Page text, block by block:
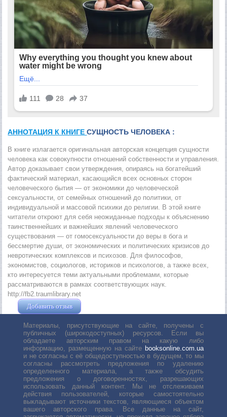
АННОТАЦИЯ К КНИГЕСУЩНОСТЬ ЧЕЛОВЕКА :
В книге излагается оригинальная авторская концепция сущности
человека как совокупности отношений собственности и управления.
Автор доказывает свои утверждения, опираясь на богатейший
фактический материал, касающийся всех основных сторон
человеческого бытия — от экономики до человеческой
сексуальности, от семейных отношений до политики, от
индивидуальной и массовой психики до религии. В этой книге
читатели откроют для себя неожиданные подходы к объяснению
таинственнейших и важнейших явлений человеческого
существования — от гомосексуальности до веры в бога и
бессмертие души, от экономических и политических кризисов до
невротических комплексов и психозов. Для философов,
экономистов, социологов, историков и психологов, а также всех,
кто интересуется теми актуальными проблемами, которые
рассматриваются в рамках соответствующих наук.
http://fb2.traumlibrary.net
Добавить отзыв
Материалы, присутствующие на сайте, получены с
публичных (широкодоступных) ресурсов. Если вы
обладаете авторским правом на какую либо
информацию, размещенную на сайте booksonline.com.ua
и не согласны с её общедоступностью в будущем, то мы
согласны рассмотреть предложения по удалению
определенного материала, а также обсудить
предложения о договоренностях, разрешающих
использовать данный контент. Мы не отслеживаем
действия пользователей, которые самостоятельно
выкладывают источники текстов, являющиеся объектом
вашего авторского права. Все данные на сайт,